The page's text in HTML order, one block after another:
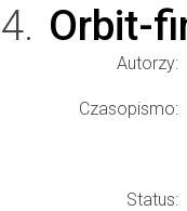
Orbit-
Autorzy:
Czasopismo:
Status: